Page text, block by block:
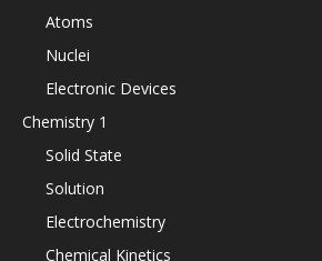
Atoms
Nuclei
Electronic Devices
Chemistry 1
Solid State
Solution
Electrochemistry
Chemical Kinetics